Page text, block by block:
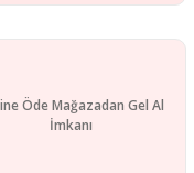
Öde Mağazadan Gel Al
İmkanı